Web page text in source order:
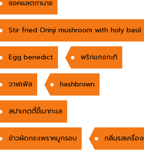
ชอคแลตกานาซ
Stir fried Orinji mushroom with holy basil
Egg benedict พริกแกงกะทิ
วาฟเฟิล hashbrown
สปาเกตตี้ขี้เมาทะเล
ข้าวผัดกระเพราหมูกรอบ กลิ่นรสเครื่อ